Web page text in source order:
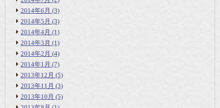
2014年6月 (3)
2014年5月 (3)
2014年4月 (1)
2014年3月 (1)
2014年2月 (4)
2014年1月 (7)
2013年12月 (5)
2013年11月 (3)
2013年10月 (5)